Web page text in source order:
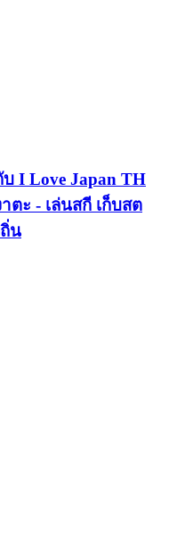
I Love Japan TH
ะ - เล่นสกี เก็บสต
น